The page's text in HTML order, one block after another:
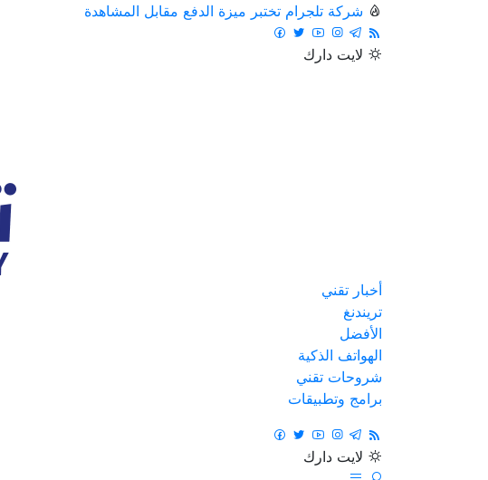
شركة تلجرام تختبر ميزة الدفع مقابل المشاهدة
لايت دارك
أخبار تقني
تريندنغ
الأفضل
الهواتف الذكية
شروحات تقني
برامج وتطبيقات
لايت دارك